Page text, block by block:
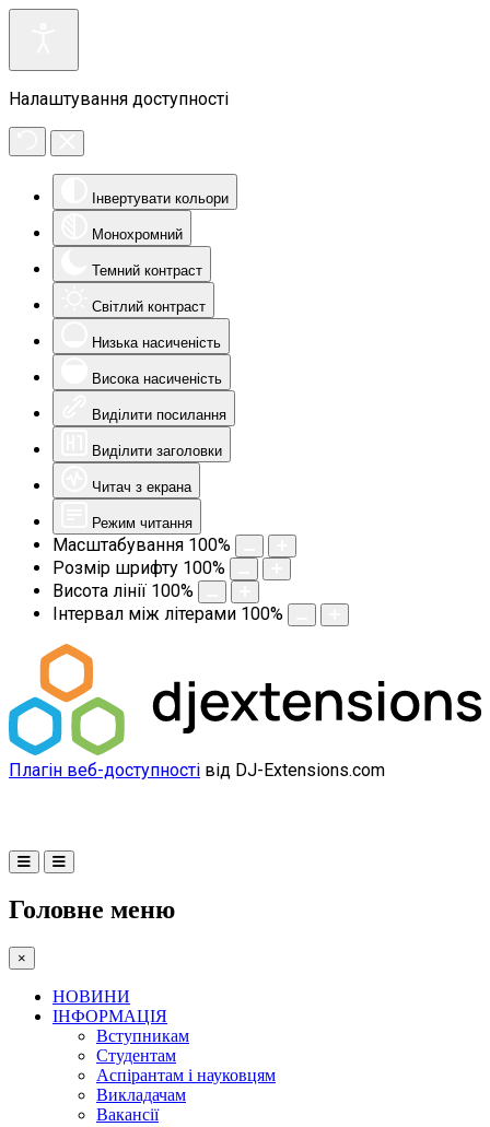
Налаштування доступності
Інвертувати кольори
Монохромний
Темний контраст
Світлий контраст
Низька насиченість
Висока насиченість
Виділити посилання
Виділити заголовки
Читач з екрана
Режим читання
Масштабування 100%
Розмір шрифту 100%
Висота лінії 100%
Інтервал між літерами 100%
Плагін веб-доступності від DJ-Extensions.com
Головне меню
×
НОВИНИ
ІНФОРМАЦІЯ
Вступникам
Студентам
Аспірантам і науковцям
Викладачам
Вакансії